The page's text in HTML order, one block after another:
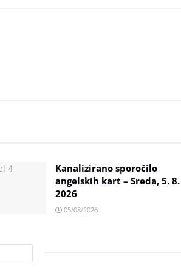
Kanalizirano sporočilo
angelskih kart – Sreda, 5. 8.
2026
05/08/2026